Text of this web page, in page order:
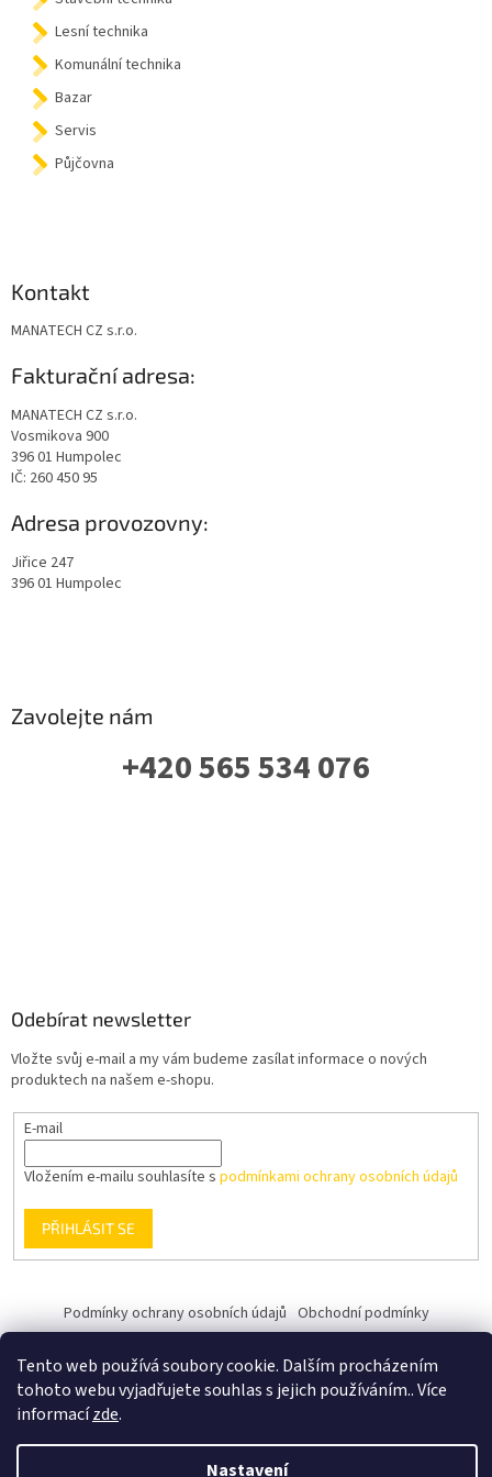
Tento web používá soubory cookie. Dalším procházením
tohoto webu vyjadřujete souhlas s jejich používáním.. Více
informacízde.
Nastavení
Lesní technika
Komunální technika
Bazar
Servis
Půjčovna
Kontakt
MANATECH CZ s.r.o.
Fakturační adresa:
MANATECH CZ s.r.o.
Vosmikova 900
396 01 Humpolec
IČ: 260 450 95
Adresa provozovny:
Jiřice 247
396 01 Humpolec
Zavolejte nám
+420 565 534 076
Odebírat newsletter
Vložte svůj e-mail a my vám budeme zasílat informace o nových
produktech na našem e-shopu.
E-mail
Vložením e-mailu souhlasíte s podmínkami ochrany osobních údajů
PŘIHLÁSIT SE
Podmínky ochrany osobních údajů Obchodní podmínky